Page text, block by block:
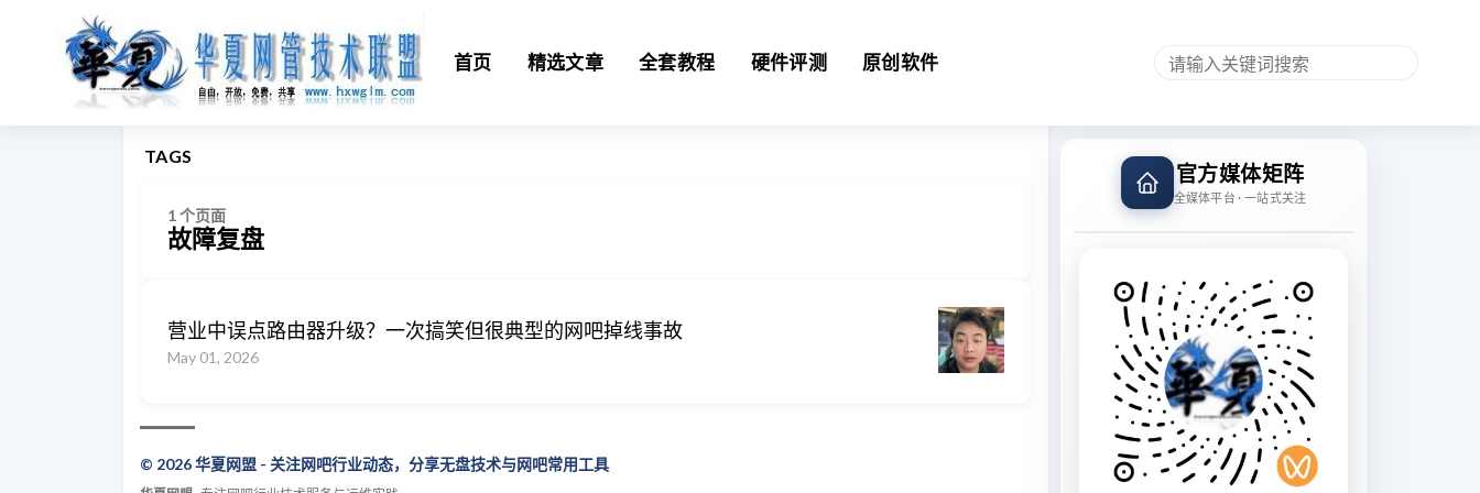
首页 精选文章 全套教程 硬件评测 原创软件
官方媒体矩阵
全媒体平台 · 一站式关注
TAGS
1 个页面
故障复盘
营业中误点路由器升级？一次搞笑但很典型的网吧掉线事故
May 01, 2026
© 2026 华夏网盟 - 关注网吧行业动态，分享无盘技术与网吧常用工具